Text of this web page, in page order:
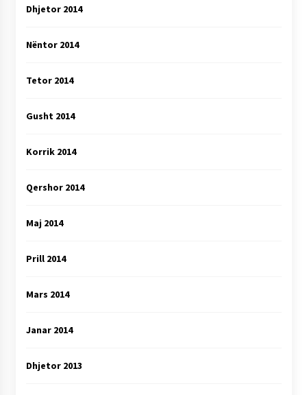
Dhjetor 2014
Nëntor 2014
Tetor 2014
Gusht 2014
Korrik 2014
Qershor 2014
Maj 2014
Prill 2014
Mars 2014
Janar 2014
Dhjetor 2013